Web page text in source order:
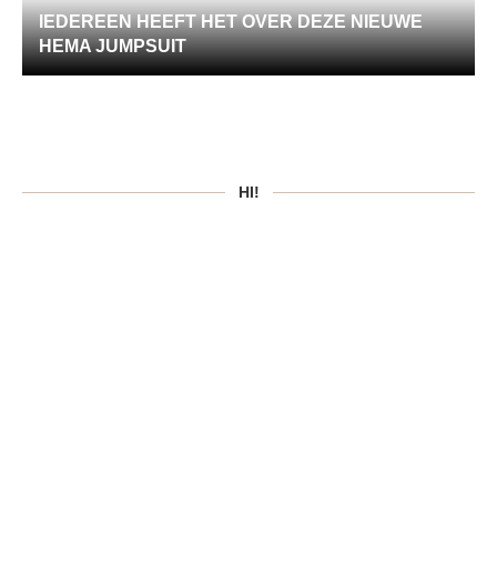
IEDEREEN HEEFT HET OVER DEZE NIEUWE
HEMA JUMPSUIT
HI!